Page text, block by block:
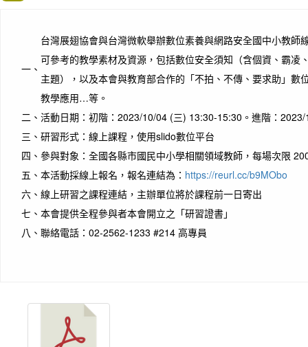
一、
台灣展翅協會與台灣微軟舉辦數位素養與網路安全國中小教師
可參考的教學素材及資源，包括數位安全須知（含個資、霸凌
主題），以及本會與教育部合作的「不拍、不傳、要求助」數
教學應用…等。
二、 活動日期：初階：2023/10/04 (三) 13:30-15:30。進階：
三、 研習形式：線上課程，使用slido數位平台
四、 參與對象：全國各縣市國民中小學相關領域教師，每場次限
五、 本活動採線上報名，報名連結為： https://reurl.cc/b9MObo
六、 線上研習之課程連結，主辦單位將於課程前一日寄出
七、 本會提供全程參與者本會開立之「研習證書」
八、 聯絡電話：02-2562-1233 #214 高專員